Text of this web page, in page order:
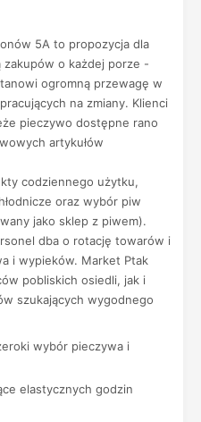
5A to propozycja dla
o każdej porze -
ogromną przewagę w
na zmiany. Klienci
pieczywo dostępne rano
artykułów
codziennego użytku,
oraz wybór piw
jako sklep z piwem).
dba o rotację towarów i
i wypieków. Market Ptak
pobliskich osiedli, jak i
szukających wygodnego
wybór pieczywa i
elastycznych godzin